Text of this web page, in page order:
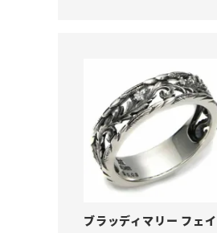
ブラッディマリー フェイ